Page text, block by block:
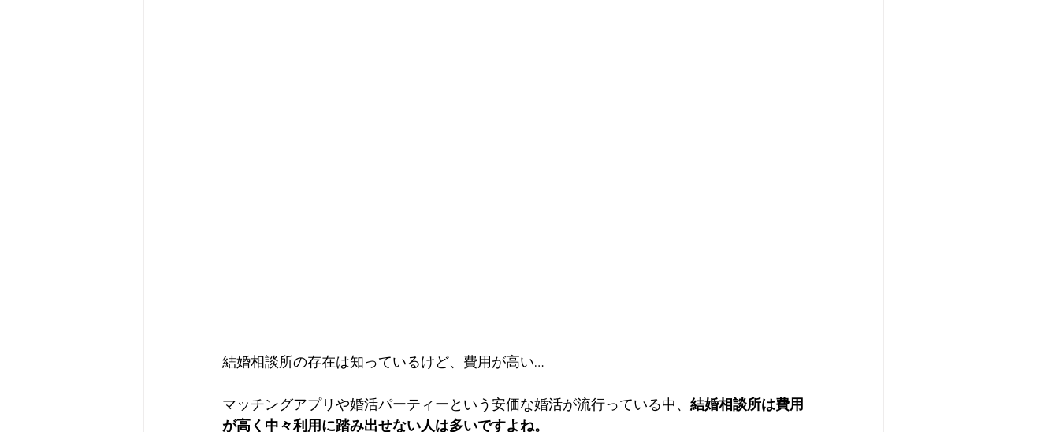
結婚相談所の存在は知っているけど、費用が高い…
マッチングアプリや婚活パーティーという安価な婚活が流行っている中、 結婚相談所は費用
が高く中々利用に踏み出せない人は多いですよね。